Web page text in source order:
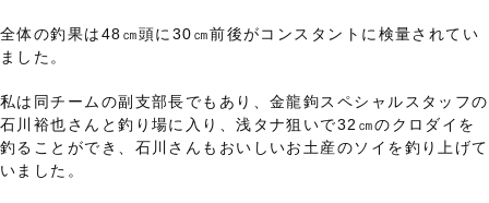
全体の釣果は48㎝頭に30㎝前後がコンスタントに検量されてい
ました。
私は同チームの副支部長でもあり、金龍鉤スペシャルスタッフの
石川裕也さんと釣り場に入り、浅タナ狙いで32㎝のクロダイを
釣ることができ、石川さんもおいしいお土産のソイを釣り上げて
いました。